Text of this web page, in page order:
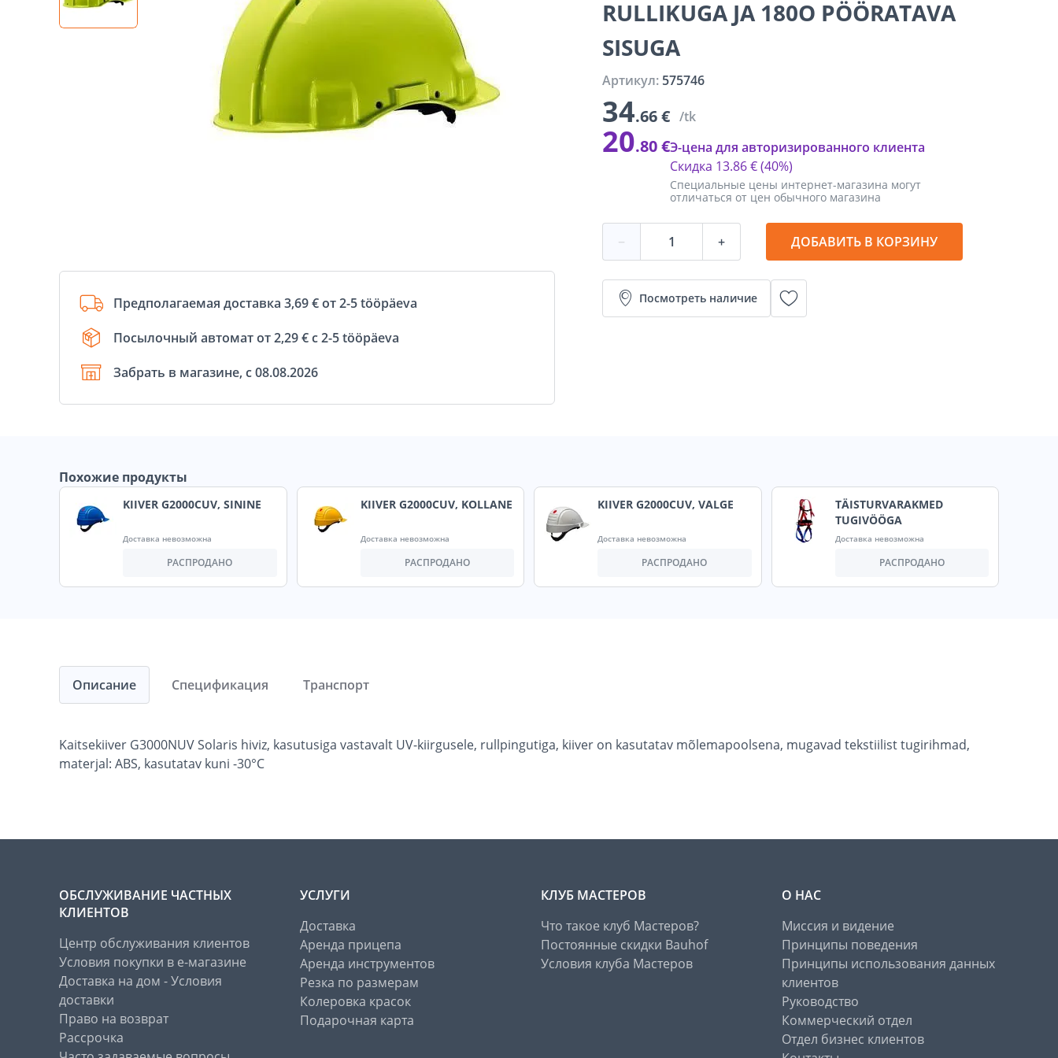
Предполагаемая доставка 3,69 € от 2-5 tööpäeva
Посылочный автомат от 2,29 € с 2-5 tööpäeva
Забрать в магазине, с 08.08.2026
RULLIKUGA JA 180O PÖÖRATAVA
SISUGA
Артикул: 575746
34.66 € /tk
20.80 €
Специальные цены интернет-магазина могут
отличаться от цен обычного магазина
Скидка 13.86 €(40%)
Э-цена для авторизированного клиента
− + ДОБАВИТЬ В КОРЗИНУ
Посмотреть наличие
Похожие продукты
KIIVER G2000CUV, SININE
Доставка невозможна
РАСПРОДАНО
KIIVER G2000CUV, KOLLANE
Доставка невозможна
РАСПРОДАНО
KIIVER G2000CUV, VALGE
Доставка невозможна
РАСПРОДАНО
TÄISTURVARAKMED
TUGIVÖÖGA
Доставка невозможна
РАСПРОДАНО
Описание
Kaitsekiiver G3000NUV Solaris hiviz, kasutusiga vastavalt UV-kiirgusele, rullpingutiga, kiiver on kasutatav mõlemapoolsena, mugavad tekstiilist tugirihmad,
materjal: ABS, kasutatav kuni -30°C
Спецификация Транспорт
ОБСЛУЖИВАНИЕ ЧАСТНЫХ
КЛИЕНТОВ
Центр обслуживания клиентов
Условия покупки в е-магазине
Доставка на дом - Условия
доставки
Право на возврат
Рассрочка
УСЛУГИ
Доставка
Аренда прицепа
Аренда инструментов
Резка по размерам
Колеровка красок
Подарочная карта
КЛУБ МАСТЕРОВ
Что такое клуб Мастеров?
Постоянные скидки Bauhof
Условия клуба Мастеров
О НАС
Миссия и видение
Принципы поведения
Принципы использования данных
клиентов
Руководство
Коммерческий отдел
Отдел бизнес клиентов